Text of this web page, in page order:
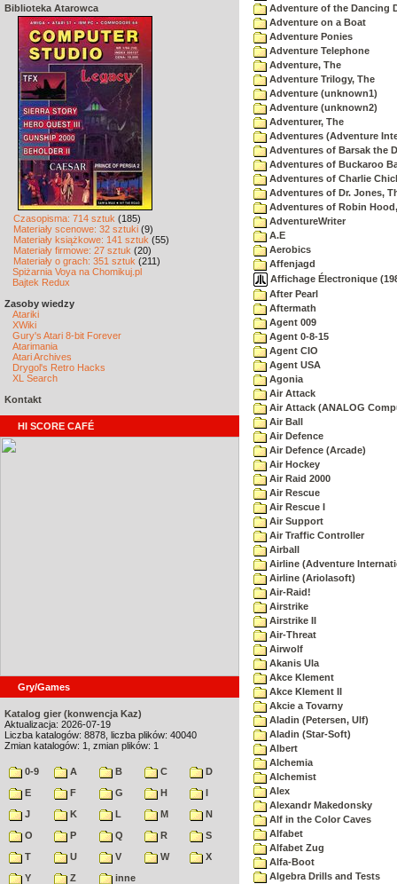
Biblioteka Atarowca
Czasopisma: 714 sztuk (185)
Materiały scenowe: 32 sztuki (9)
Materiały książkowe: 141 sztuk (55)
Materiały firmowe: 27 sztuk (20)
Materiały o grach: 351 sztuk (211)
Spiżarnia Voya na Chomikuj.pl
Bajtek Redux
Zasoby wiedzy
Atariki
XWiki
Gury's Atari 8-bit Forever
Atarimania
Atari Archives
Drygol's Retro Hacks
XL Search
Kontakt
HI SCORE CAFÉ
Gry/Games
Katalog gier (konwencja Kaz)
Aktualizacja: 2026-07-19
Liczba katalogów: 8878, liczba plików: 40040
Zmian katalogów: 1, zmian plików: 1
0-9 A B C
D
E
F G H
I
J
K L M
N
O
P Q R
S
T
U V W
X
Y
Z
inne
Adventure of the Dancing
Adventure on a Boat
Adventure Ponies
Adventure Telephone
Adventure, The
Adventure Trilogy, The
Adventure (unknown1)
Adventure (unknown2)
Adventurer, The
Adventures (Adventure
Adventures of Barsak the
Adventures of Buckaroo
Adventures of Charlie
Adventures of Dr. Jones,
Adventures of Robin
AdventureWriter
A.E
Aerobics
Affenjagd
Affichage Électronique
After Pearl
Aftermath
Agent 009
Agent 0-8-15
Agent CIO
Agent USA
Agonia
Air Attack
Air Attack (ANALOG
Air Ball
Air Defence
Air Defence (Arcade)
Air Hockey
Air Raid 2000
Air Rescue
Air Rescue I
Air Support
Air Traffic Controller
Airball
Airline (Adventure
Airline (Ariolasoft)
Air-Raid!
Airstrike
Airstrike II
Air-Threat
Airwolf
Akanis Ula
Akce Klement
Akce Klement II
Akcie a Tovarny
Aladin (Petersen, Ulf)
Aladin (Star-Soft)
Albert
Alchemia
Alchemist
Alex
Alexandr Makedonsky
Alf in the Color Caves
Alfabet
Alfabet Zug
Alfa-Boot
Algebra Drills and Tests